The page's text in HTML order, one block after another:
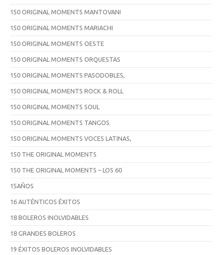
150 ORIGINAL MOMENTS MANTOVANI
150 ORIGINAL MOMENTS MARIACHI
150 ORIGINAL MOMENTS OESTE
150 ORIGINAL MOMENTS ORQUESTAS
150 ORIGINAL MOMENTS PASODOBLES,
150 ORIGINAL MOMENTS ROCK & ROLL
150 ORIGINAL MOMENTS SOUL
150 ORIGINAL MOMENTS TANGOS
150 ORIGINAL MOMENTS VOCES LATINAS,
150 THE ORIGINAL MOMENTS
150 THE ORIGINAL MOMENTS – LOS 60
15AÑOS
16 AUTÉNTICOS ÉXITOS
18 BOLEROS INOLVIDABLES
18 GRANDES BOLEROS
19 ÉXITOS BOLEROS INOLVIDABLES